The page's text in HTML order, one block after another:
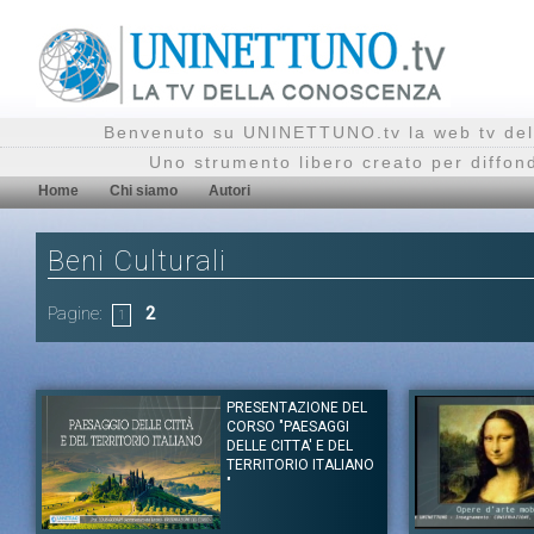
Benvenuto su UNINETTUNO.tv la web tv
Uno strumento libero creato per
Home Chi siamo Autori
Beni Culturali
Pagine: 1 2
PRESENTAZIONE DEL
CORSO "PAESAGGI
DELLE CITTA' E DEL
TERRITORIO ITALIANO
"